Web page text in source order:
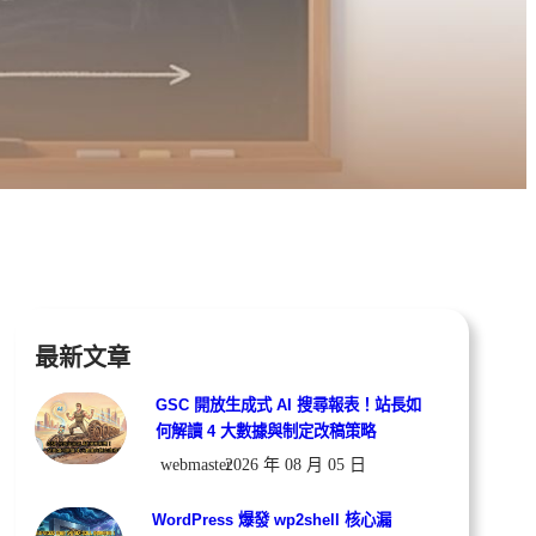
最新文章
GSC 開放生成式 AI 搜尋報表！站長如
何解讀 4 大數據與制定改稿策略
webmaster2026 年 08 月 05 日
WordPress 爆發 wp2shell 核心漏